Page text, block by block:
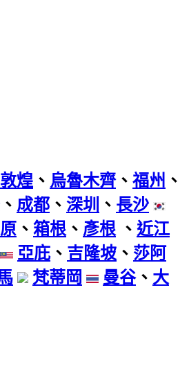
敦煌 、 烏魯木齊、 福州 、
、 成都 、 深圳 、 長沙
、 箱根 、 彥根 、 近江
亞庇 、 吉隆坡 、 莎阿
梵蒂岡 曼谷、 大